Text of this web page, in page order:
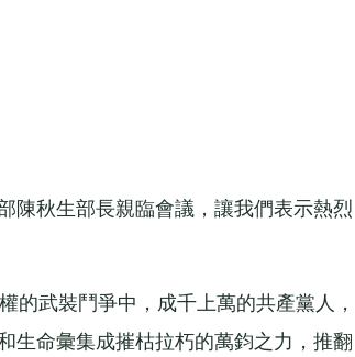
秋生部長親臨會議，讓我們表示熱烈
武裝鬥爭中，成千上萬的共產黨人，
生命彙集成摧枯拉朽的萬鈞之力，推翻